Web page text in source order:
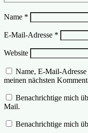
Name *
E-Mail-Adresse *
Website
Name, E-Mail-
meinen nächsten
Benachrichtige mich
Mail.
Benachrichtige mich